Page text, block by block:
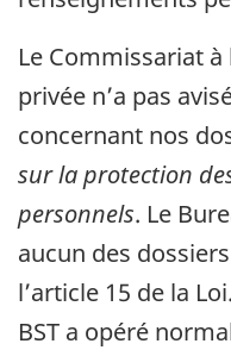
Le Commissariat
privée n’a pas
concernant nos
sur la protection
personnels. Le
aucun des
l’article 15 de la Loi.
BST a opéré